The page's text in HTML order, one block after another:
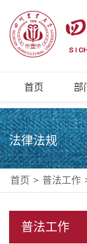
首页 部
法律法规
首页 > 普法工作
普法工作